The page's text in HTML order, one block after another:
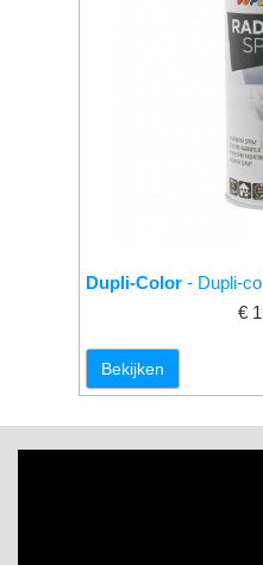
Dupli-Color - Dupli-
€
Bekijken